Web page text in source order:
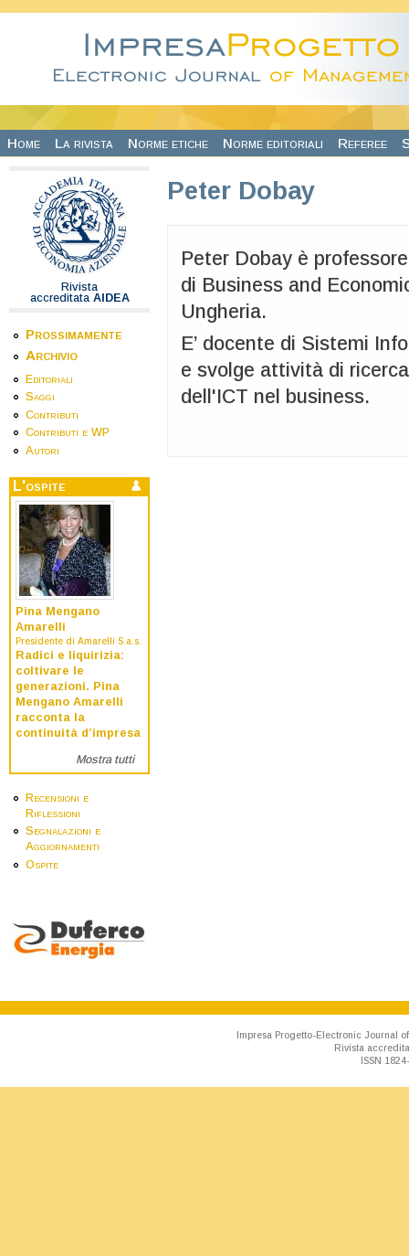
Home La rivista Norme etiche Norme editoriali Referee
Rivista
accreditata AIDEA
Prossimamente
Archivio
Editoriali
Saggi
Contributi
Contributi e WP
Autori
L'ospite
Pina Mengano
Amarelli
Presidente di Amarelli S.a.s.
Radici e liquirizia:
coltivare le
generazioni. Pina
Mengano Amarelli
racconta la
continuità d’impresa
Mostra tutti
Recensioni e
Riflessioni
Segnalazioni e
Aggiornamenti
Ospite
Peter Dobay
Peter Dobay è
di Business and
Ungheria.
E’ docente di Sistemi
e svolge attività di
dell'ICT nel business.
Impresa Progetto-Electronic Journal
Rivista
ISSN